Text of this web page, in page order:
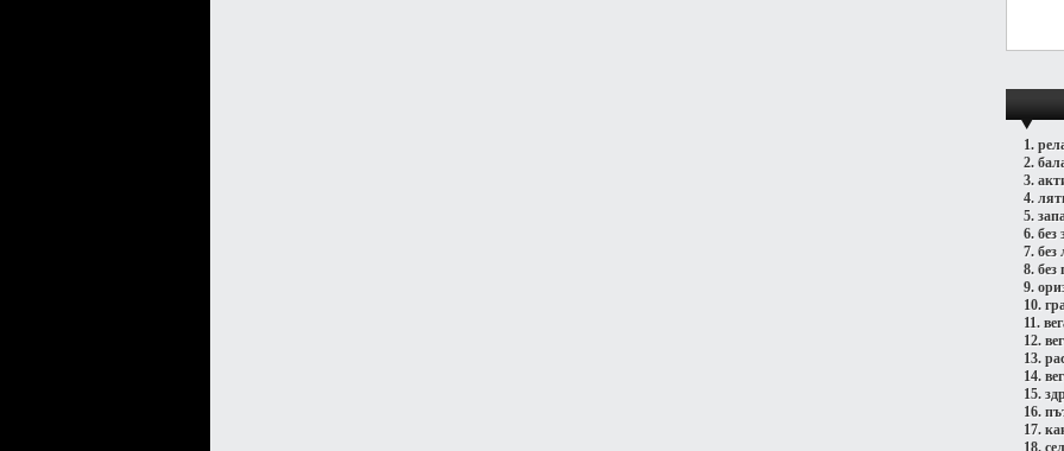
1.
2.
3.
4.
5.
6. без
7. без
8. без
9.
10.
11.
12.
13.
14.
15.
16.
17.
18.